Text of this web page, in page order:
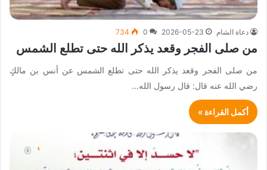
دعاة الشام 2026-05-23
0
734
من صلى الفجر وقعد يذكر الله حتى تطلع الشمس
من صلى الفجر وقعد يذكر الله حتى تطلع الشمس عن أنس بن مالكٍ
رضي الله عنه قال: قال رسول الله…
أكمل القراءة »